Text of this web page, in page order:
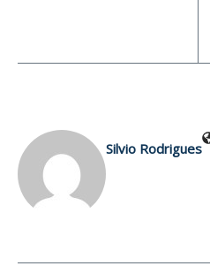
Silvio Rodrigues